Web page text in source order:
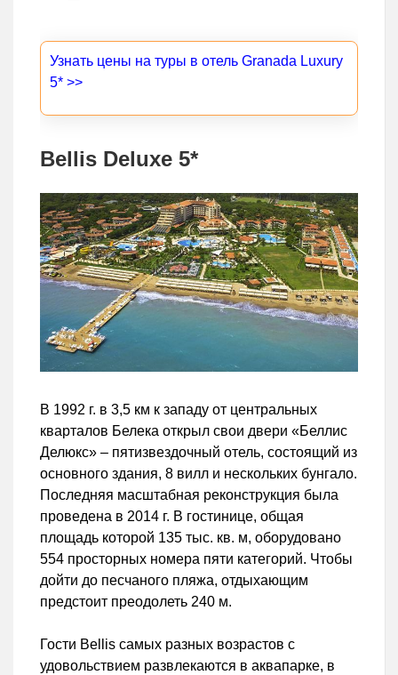
Узнать цены на туры в отель Granada Luxury
5* >>
Bellis Deluxe 5*
В 1992 г. в 3,5 км к западу от центральных
кварталов Белека открыл свои двери «Беллис
Делюкс» – пятизвездочный отель, состоящий из
основного здания, 8 вилл и нескольких бунгало.
Последняя масштабная реконструкция была
проведена в 2014 г. В гостинице, общая
площадь которой 135 тыс. кв. м, оборудовано
554 просторных номера пяти категорий. Чтобы
дойти до песчаного пляжа, отдыхающим
предстоит преодолеть 240 м.
Гости Bellis самых разных возрастов с
удовольствием развлекаются в аквапарке, в